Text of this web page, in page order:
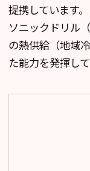
提携しています。
ソニックドリル
の熱供給（地域
た能力を発揮して